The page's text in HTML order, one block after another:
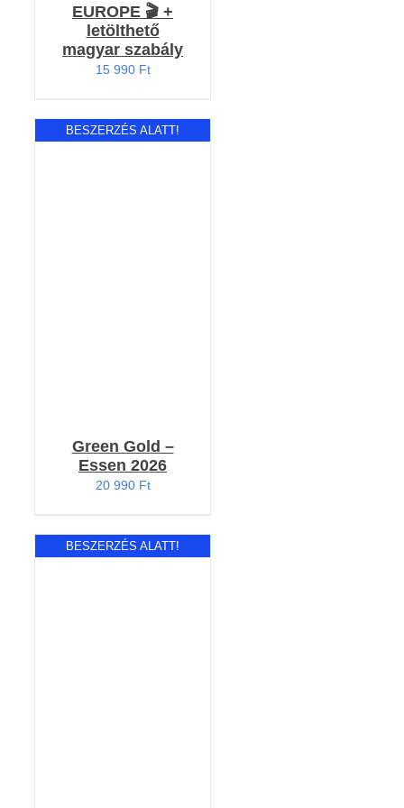
EUROPE 🎬 +
letölthető
magyar szabály
15 990 Ft
BESZERZÉS ALATT!
Green Gold –
Essen 2026
20 990 Ft
BESZERZÉS ALATT!